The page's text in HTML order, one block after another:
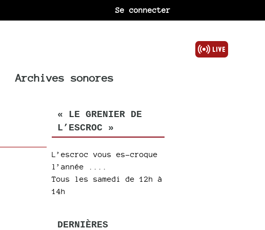
Se connecter
Archives sonores
« LE GRENIER DE
L’ESCROC »
L’escroc vous es-croque
l’année ....
Tous les samedi de 12h à
14h
DERNIÈRES